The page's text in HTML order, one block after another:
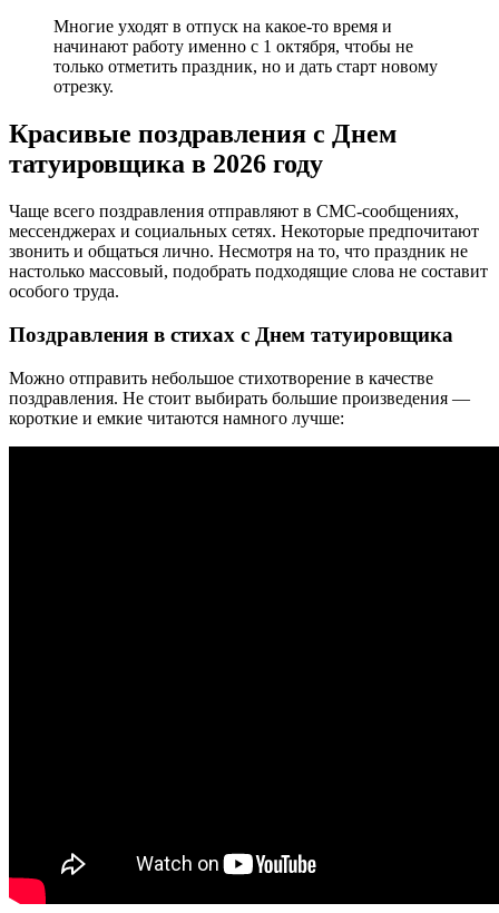
Многие уходят в отпуск на какое-то время и
начинают работу именно с 1 октября, чтобы не
только отметить праздник, но и дать старт новому
отрезку.
Красивые поздравления с Днем
татуировщика в 2026 году
Чаще всего поздравления отправляют в СМС-сообщениях,
мессенджерах и социальных сетях. Некоторые предпочитают
звонить и общаться лично. Несмотря на то, что праздник не
настолько массовый, подобрать подходящие слова не составит
особого труда.
Поздравления в стихах с Днем татуировщика
Можно отправить небольшое стихотворение в качестве
поздравления. Не стоит выбирать большие произведения —
короткие и емкие читаются намного лучше: